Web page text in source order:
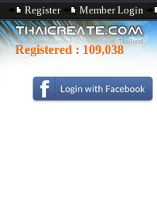
Register Member Login
Registered : 109,038